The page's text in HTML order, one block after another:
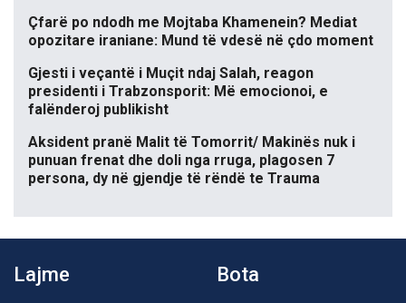
Çfarë po ndodh me Mojtaba Khamenein? Mediat
opozitare iraniane: Mund të vdesë në çdo moment
Gjesti i veçantë i Muçit ndaj Salah, reagon
presidenti i Trabzonsporit: Më emocionoi, e
falënderoj publikisht
Aksident pranë Malit të Tomorrit/ Makinës nuk i
punuan frenat dhe doli nga rruga, plagosen 7
persona, dy në gjendje të rëndë te Trauma
Lajme Bota